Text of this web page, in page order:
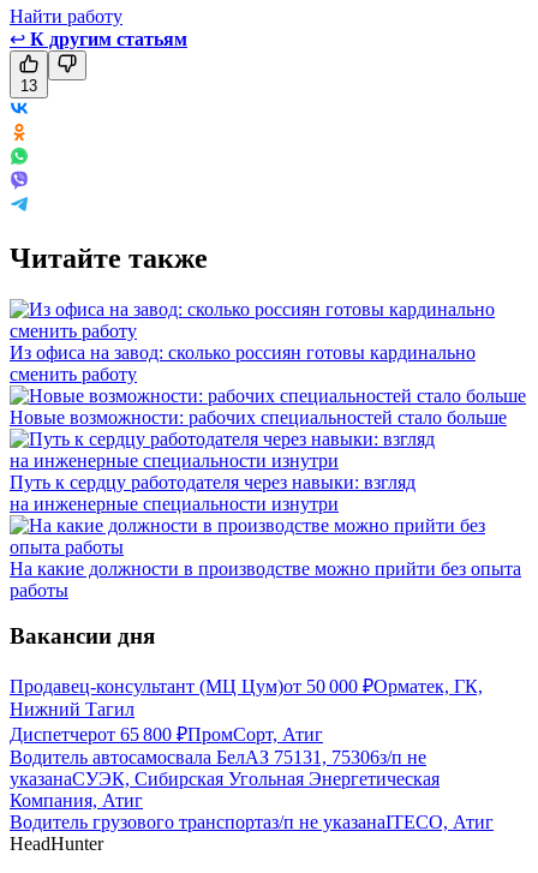
Найти работу
↩ К другим статьям
13
Читайте также
Из офиса на завод: сколько россиян готовы кардинально
сменить работу
Новые возможности: рабочих специальностей стало больше
Путь к сердцу работодателя через навыки: взгляд
на инженерные специальности изнутри
На какие должности в производстве можно прийти без опыта
работы
Вакансии дня
Продавец-консультант (МЦ Цум)от 50 000 ₽Орматек, ГК,
Нижний Тагил
Диспетчерот 65 800 ₽ПромCорт, Атиг
Водитель автосамосвала БелАЗ 75131, 75306з/п не
указанаСУЭК, Сибирская Угольная Энергетическая
Компания, Атиг
Водитель грузового транспортаз/п не указанаITECO, Атиг
HeadHunter